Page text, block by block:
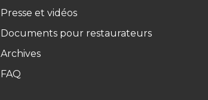
Presse et vidéos
Documents pour restaurateurs
Archives
FAQ